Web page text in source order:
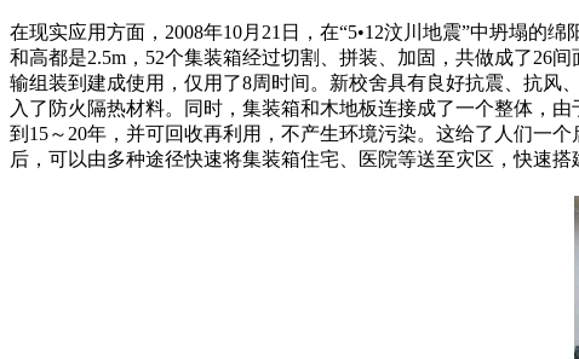
在现实应用方面，2008年10月21日，在“5•12汶川地震”中坍塌的
和高都是2.5m，52个集装箱经过切割、拼装、加固，共做成了26
输组装到建成使用，仅用了8周时间。新校舍具有良好抗震、抗
入了防火隔热材料。同时，集装箱和木地板连接成了一个整体，
到15～20年，并可回收再利用，不产生环境污染。这给了人们一
后，可以由多种途径快速将集装箱住宅、医院等送至灾区，快速